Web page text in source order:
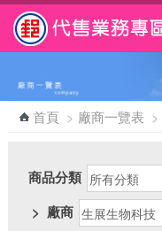
跳到主要內容區塊
首頁 > 廠商一覽表 >
商品分類
> 廠商